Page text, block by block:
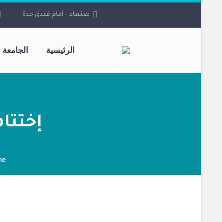
صنعاء - أمام فندق حدة
الرئيسية الجامعة